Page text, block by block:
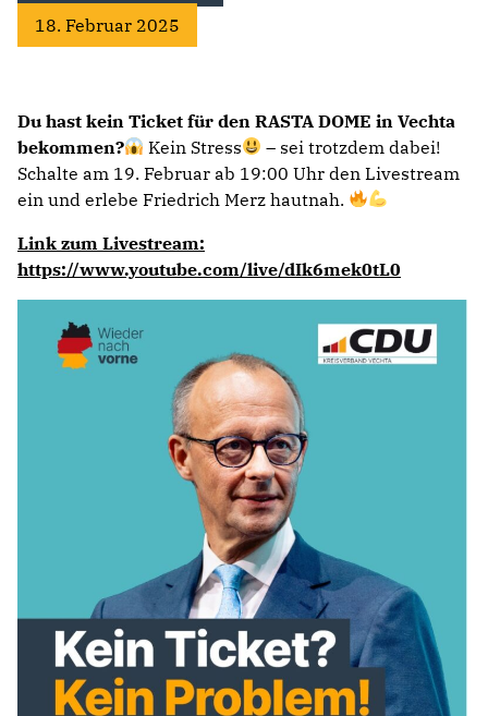
18. Februar 2025
Du hast kein Ticket für den RASTA DOME in Vechta
bekommen?
Kein Stress
– sei trotzdem dabei!
Schalte am 19. Februar ab 19:00 Uhr den Livestream
ein und erlebe Friedrich Merz hautnah.
Link zum Livestream:
https://www.youtube.com/live/dIk6mek0tL0